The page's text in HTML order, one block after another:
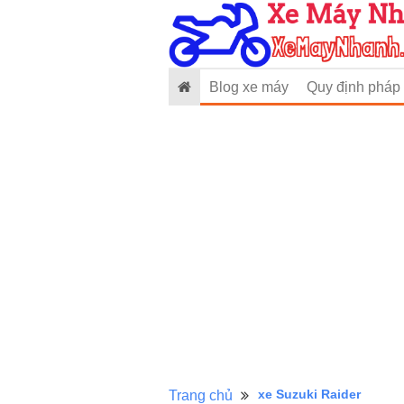
Blog xe máy Quy định pháp
Trang chủ xe Suzuki Raider